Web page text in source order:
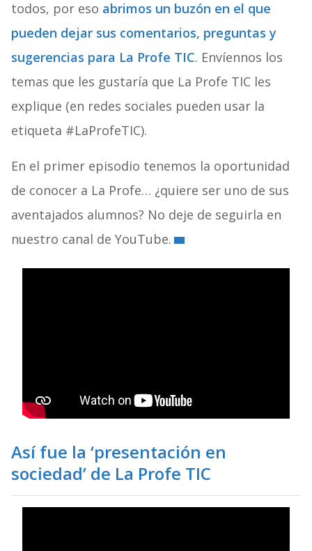
todos, por eso abrimos un buzón en el que
pueden dejar sus comentarios, preguntas y
sugerencias para La Profe TIC. Envíennos los
temas que les gustaría que La Profe TIC les
explique (en redes sociales pueden usar la
etiqueta #LaProfeTIC).
En el primer episodio tenemos la oportunidad
de conocer a La Profe… ¿quiere ser uno de sus
aventajados alumnos? No deje de seguirla en
nuestro canal de YouTube.
Así fue la ‘presentación en
sociedad’ de La Profe TIC